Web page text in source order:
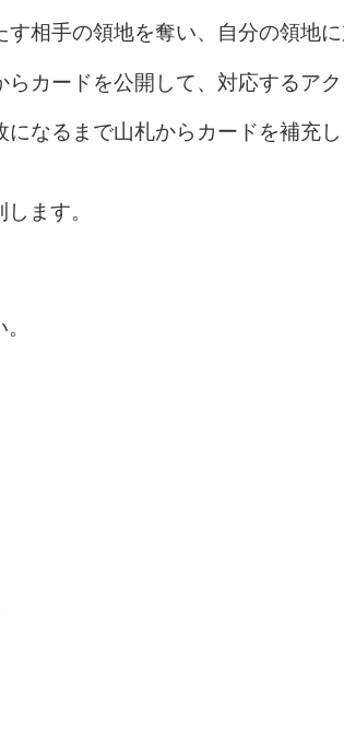
相手の領地を奪い、自分の領地に
カードを公開して、対応するアク
なるまで山札からカードを補充し
ます。